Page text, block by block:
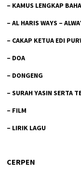
– KAMUS LENGKAP
–AL HARIS WAYS –
– CAKAP KETUA EDI
– DOA
– DONGENG
–SURAH YASIN SERTA
– FILM
– LIRIK LAGU
CERPEN